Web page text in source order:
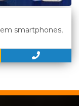
smartphones,